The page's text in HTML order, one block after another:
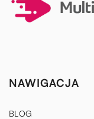
NAWIGACJA
BLOG